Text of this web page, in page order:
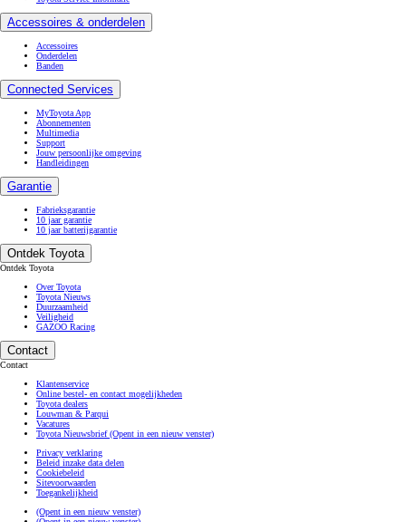
Accessoires & onderdelen
Accessoires
Onderdelen
Banden
Connected Services
MyToyota App
Abonnementen
Multimedia
Support
Jouw persoonlijke omgeving
Handleidingen
Garantie
Fabrieksgarantie
10 jaar garantie
10 jaar batterijgarantie
Ontdek Toyota
Ontdek Toyota
Over Toyota
Toyota Nieuws
Duurzaamheid
Veiligheid
GAZOO Racing
Contact
Contact
Klantenservice
Online bestel- en contact mogelijkheden
Toyota dealers
Louwman & Parqui
Vacatures
Toyota Nieuwsbrief(Opent in een nieuw venster)
Privacy verklaring
Beleid inzake data delen
Cookiebeleid
Sitevoorwaarden
Toegankelijkheid
(Opent in een nieuw venster)